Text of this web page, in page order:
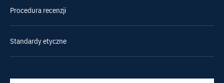
Procedura recenzji
Standardy etyczne